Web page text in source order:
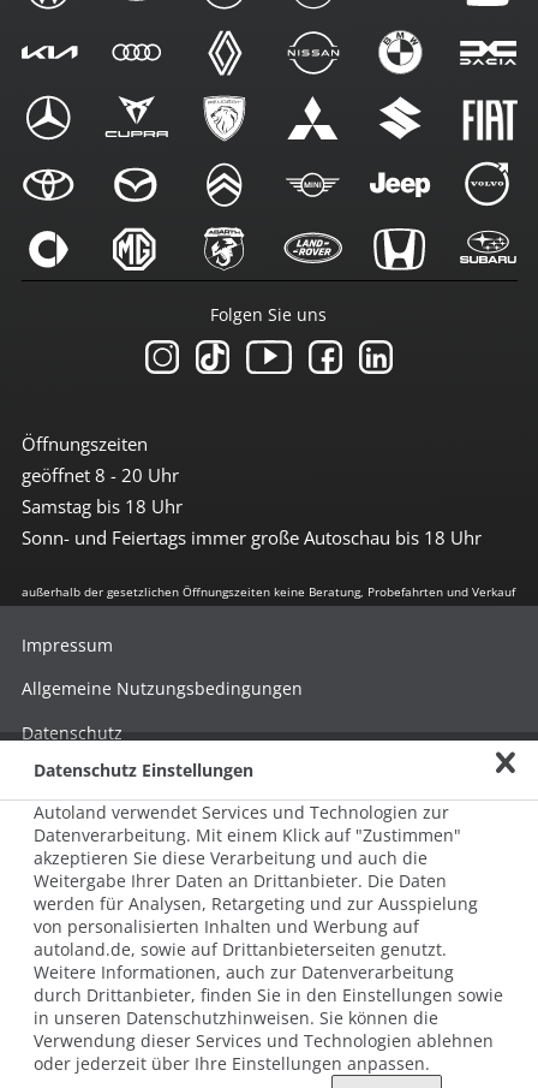
Öffnungszeiten
geöffnet 8 - 20 Uhr
Samstag bis 18 Uhr
Sonn- und Feiertags immer große Autoschau bis 18 Uhr
Folgen Sie uns
außerhalb der gesetzlichen Öffnungszeiten keine Beratung, Probefahrten und Verkauf
© 2026 AUTOLAND 24 SE & Co. Betriebs KG
Werner-von-Siemens-Str. 2, 06796 Brehna, Deutschland
Impressum
Allgemeine Nutzungsbedingungen
Datenschutz
Hinweisgebersystem nach HinSchG
Beschwerde nach LkSG
Grundsatzerklärung zum LkSG
Datenschutz Einstellungen
Autoland verwendet Services und Technologien zur
Datenverarbeitung. Mit einem Klick auf "Zustimmen"
akzeptieren Sie diese Verarbeitung und auch die
Weitergabe Ihrer Daten an Drittanbieter. Die Daten
werden für Analysen, Retargeting und zur Ausspielung
von personalisierten Inhalten und Werbung auf
autoland.de, sowie auf Drittanbieterseiten genutzt.
Weitere Informationen, auch zur Datenverarbeitung
durch Drittanbieter, finden Sie in den Einstellungen sowie
in unseren Datenschutzhinweisen. Sie können die
Verwendung dieser Services und Technologien ablehnen
oder jederzeit über Ihre Einstellungen anpassen.